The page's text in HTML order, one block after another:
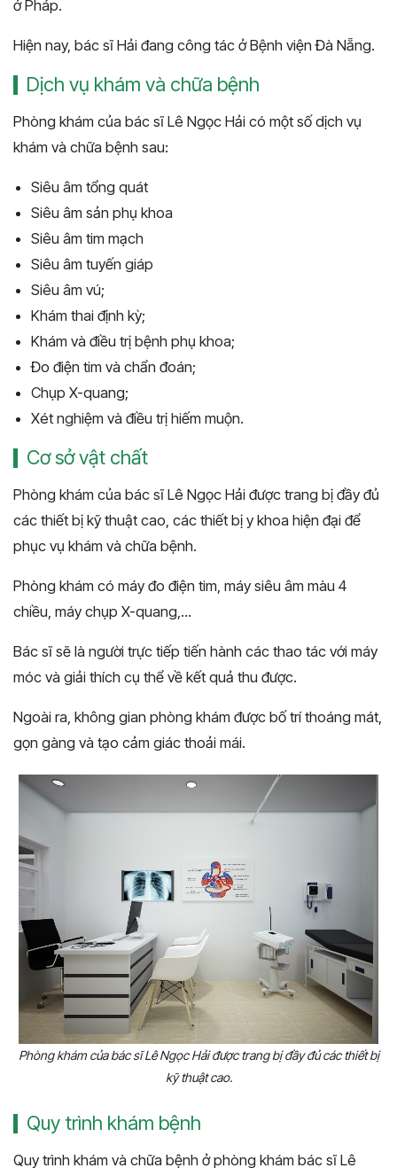
ở Pháp.
Hiện nay, bác sĩ Hải đang công tác ở Bệnh viện Đà Nẵng.
Dịch vụ khám và chữa bệnh
Phòng khám của bác sĩ Lê Ngọc Hải có một số dịch vụ
khám và chữa bệnh sau:
Siêu âm tổng quát
Siêu âm sản phụ khoa
Siêu âm tim mạch
Siêu âm tuyến giáp
Siêu âm vú;
Khám thai định kỳ;
Khám và điều trị bệnh phụ khoa;
Đo điện tim và chẩn đoán;
Chụp X-quang;
Xét nghiệm và điều trị hiếm muộn.
Cơ sở vật chất
Phòng khám của bác sĩ Lê Ngọc Hải được trang bị đầy đủ
các thiết bị kỹ thuật cao, các thiết bị y khoa hiện đại để
phục vụ khám và chữa bệnh.
Phòng khám có máy đo điện tim, máy siêu âm màu 4
chiều, máy chụp X-quang,...
Bác sĩ sẽ là người trực tiếp tiến hành các thao tác với máy
móc và giải thích cụ thể về kết quả thu được.
Ngoài ra, không gian phòng khám được bố trí thoáng mát,
gọn gàng và tạo cảm giác thoải mái.
Phòng khám của bác sĩ Lê Ngọc Hải được trang bị đầy đủ các thiết bị
kỹ thuật cao.
Quy trình khám bệnh
Quy trình khám và chữa bệnh ở phòng khám bác sĩ Lê